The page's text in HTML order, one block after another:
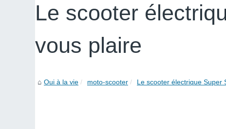
Le scooter
vous plaire
Oui à la vie moto-scooter Le scooter électrique Super